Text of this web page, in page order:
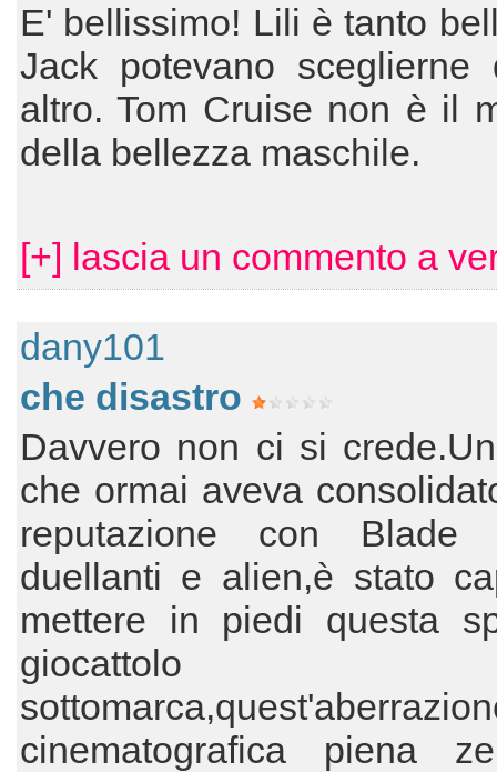
E' bellissimo! Lili è tanto
Jack potevano sceglierne
altro. Tom Cruise non è il
della bellezza maschile.
[+] lascia un commento a
dany101
che disastro
Davvero non ci si
che ormai aveva
reputazione con Blade
duellanti e alien,è stato
mettere in piedi questa
cinematografica piena